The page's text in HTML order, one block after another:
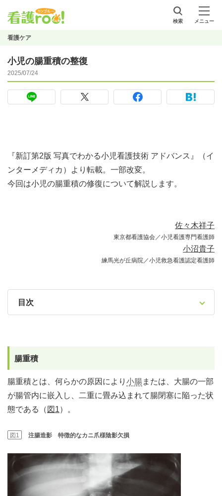
検索 メニュー
看護ケア
小児の腸重積の整復
2025/07/24
『新訂第2版 写真でわかる小児看護技術 アドバンス』（イ
ンターメディカ）より転載。一部改変。
今回は小児の腸重積の修復について解説します。
佐々木祥子
東京都看護協会／小児看護専門看護師
小沼貴子
練馬光が丘病院／小児救急看護認定看護師
目次
腸重積
腸重積とは、何らかの原因により 小腸または、大腸の一部
が腸管内に嵌入し、二重に畳み込まれて腸閉塞に陥った状
態である（ 図1）。
図1 注腸造影 特徴的なカニ爪様陰影欠損